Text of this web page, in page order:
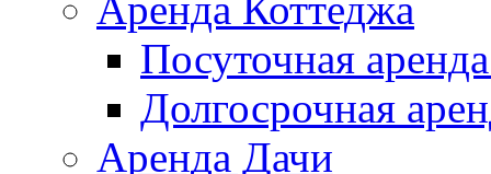
Аренда Коттеджа
Посуточная
Долгосрочная
Аренда Дачи